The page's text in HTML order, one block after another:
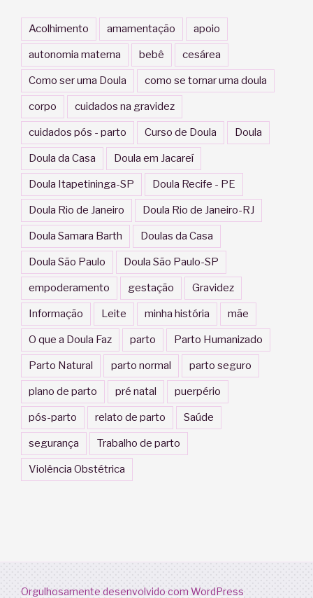
Acolhimento amamentação apoio
autonomia materna bebê cesárea
Como ser uma Doula como se tornar uma doula
corpo cuidados na gravidez
cuidados pós - parto Curso de Doula Doula
Doula da Casa Doula em Jacareí
Doula Itapetininga-SP Doula Recife - PE
Doula Rio de Janeiro Doula Rio de Janeiro-RJ
Doula Samara Barth Doulas da Casa
Doula São Paulo Doula São Paulo-SP
empoderamento gestação Gravidez
Informação Leite minha história mãe
O que a Doula Faz parto Parto Humanizado
Parto Natural parto normal parto seguro
plano de parto pré natal puerpério
pós-parto relato de parto Saúde
segurança Trabalho de parto
Violência Obstétrica
Orgulhosamente desenvolvido com WordPress